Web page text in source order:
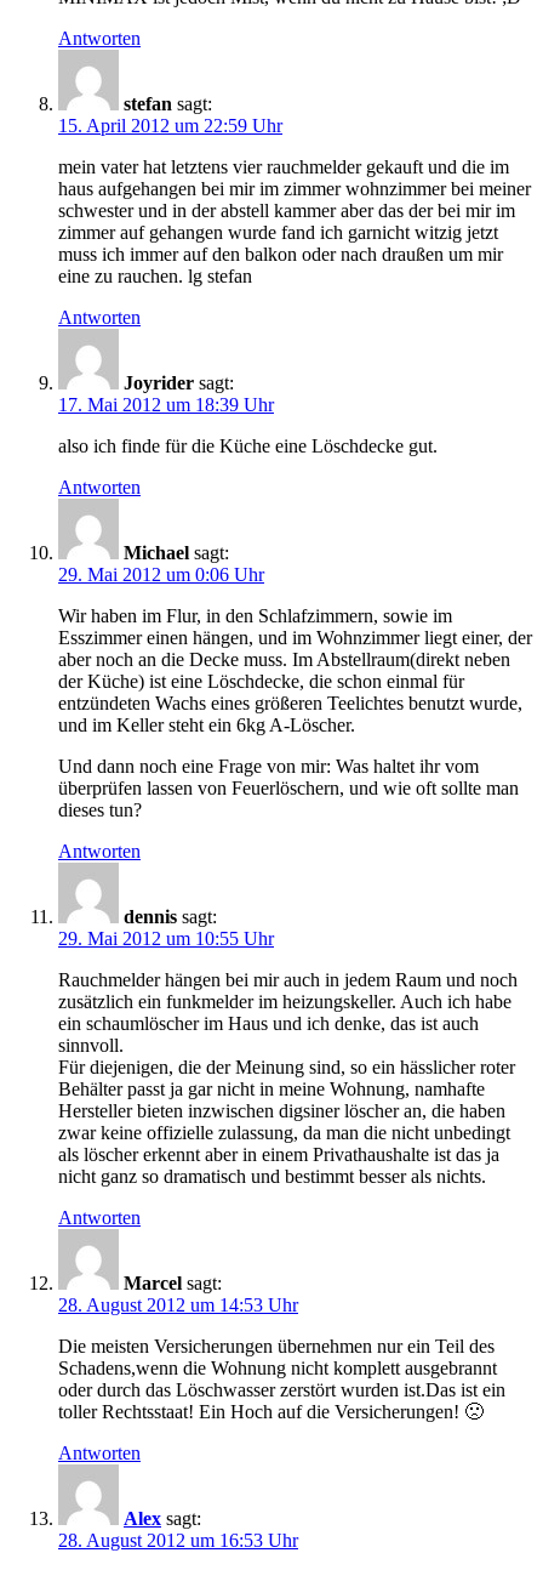
Antworten
stefan sagt:
15. April 2012 um 22:59 Uhr
mein vater hat letztens vier rauchmelder gekauft und die im
haus aufgehangen bei mir im zimmer wohnzimmer bei meiner
schwester und in der abstell kammer aber das der bei mir im
zimmer auf gehangen wurde fand ich garnicht witzig jetzt
muss ich immer auf den balkon oder nach draußen um mir
eine zu rauchen. lg stefan
Antworten
Joyrider sagt:
17. Mai 2012 um 18:39 Uhr
also ich finde für die Küche eine Löschdecke gut.
Antworten
Michael sagt:
29. Mai 2012 um 0:06 Uhr
Wir haben im Flur, in den Schlafzimmern, sowie im
Esszimmer einen hängen, und im Wohnzimmer liegt einer, der
aber noch an die Decke muss. Im Abstellraum(direkt neben
der Küche) ist eine Löschdecke, die schon einmal für
entzündeten Wachs eines größeren Teelichtes benutzt wurde,
und im Keller steht ein 6kg A-Löscher.
Und dann noch eine Frage von mir: Was haltet ihr vom
überprüfen lassen von Feuerlöschern, und wie oft sollte man
dieses tun?
Antworten
dennis sagt:
29. Mai 2012 um 10:55 Uhr
Rauchmelder hängen bei mir auch in jedem Raum und noch
zusätzlich ein funkmelder im heizungskeller. Auch ich habe
ein schaumlöscher im Haus und ich denke, das ist auch
sinnvoll.
Für diejenigen, die der Meinung sind, so ein hässlicher roter
Behälter passt ja gar nicht in meine Wohnung, namhafte
Hersteller bieten inzwischen digsiner löscher an, die haben
zwar keine offizielle zulassung, da man die nicht unbedingt
als löscher erkennt aber in einem Privathaushalte ist das ja
nicht ganz so dramatisch und bestimmt besser als nichts.
Antworten
Marcel sagt:
28. August 2012 um 14:53 Uhr
Die meisten Versicherungen übernehmen nur ein Teil des
Schadens,wenn die Wohnung nicht komplett ausgebrannt
oder durch das Löschwasser zerstört wurden ist.Das ist ein
toller Rechtsstaat! Ein Hoch auf die Versicherungen! 🙁
Antworten
Alex sagt:
28. August 2012 um 16:53 Uhr